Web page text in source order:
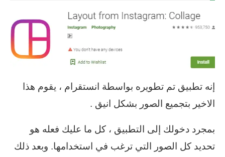
إنه تطبيق تم تطويره بواسطة انستقرام ، يقوم هذا
الاخير بتجميع الصور بشكل انيق .
بمجرد دخولك إلى التطبيق ، كل ما عليك فعله هو
تحديد كل الصور التي ترغب في استخدامها. وبعد ذلك